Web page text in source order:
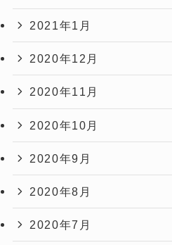
2021年1月
2020年12月
2020年11月
2020年10月
2020年9月
2020年8月
2020年7月